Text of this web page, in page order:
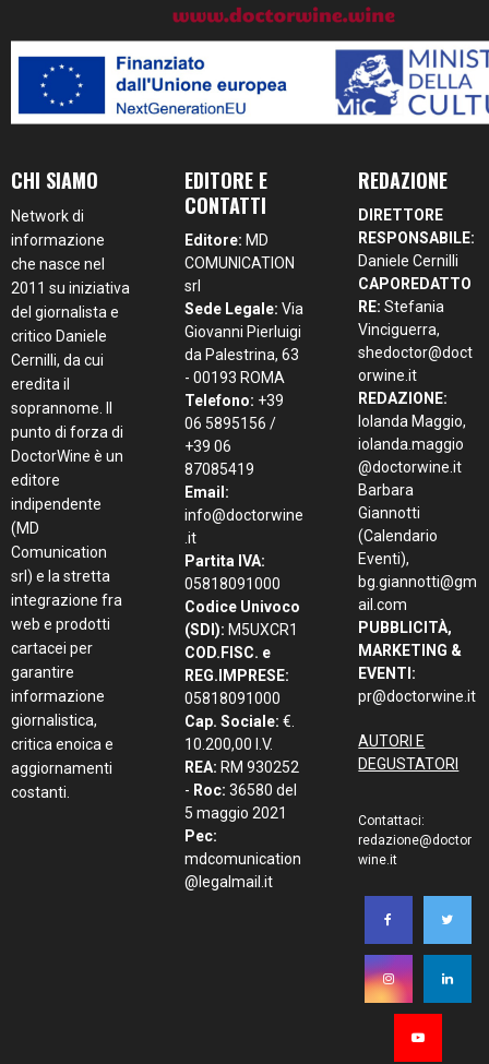
CHI SIAMO
Network di
informazione
che nasce nel
2011 su iniziativa
del giornalista e
critico Daniele
Cernilli, da cui
eredita il
soprannome. Il
punto di forza di
DoctorWine è un
editore
indipendente
(MD
Comunication
srl) e la stretta
integrazione fra
web e prodotti
cartacei per
garantire
informazione
giornalistica,
critica enoica e
aggiornamenti
costanti.
EDITORE E
CONTATTI
Editore: MD
COMUNICATION
srl
Sede Legale: Via
Giovanni Pierluigi
da Palestrina, 63
- 00193 ROMA
Telefono: +39
06 5895156 /
+39 06
87085419
Email:
info@doctorwine
.it
Partita IVA:
05818091000
Codice Univoco
(SDI): M5UXCR1
COD.FISC. e
REG.IMPRESE:
05818091000
Cap. Sociale: €.
10.200,00 I.V.
REA: RM 930252
- Roc: 36580 del
5 maggio 2021
Pec:
mdcomunication
@legalmail.it
REDAZIONE
DIRETTORE
RESPONSABILE:
Daniele Cernilli
CAPOREDATTO
RE: Stefania
Vinciguerra,
shedoctor@doct
orwine.it
REDAZIONE:
Iolanda Maggio,
iolanda.maggio
@doctorwine.it
Barbara
Giannotti
(Calendario
Eventi),
bg.giannotti@gm
ail.com
PUBBLICITÀ,
MARKETING &
EVENTI:
pr@doctorwine.it
AUTORI E
DEGUSTATORI
Contattaci:
redazione@doctor
wine.it